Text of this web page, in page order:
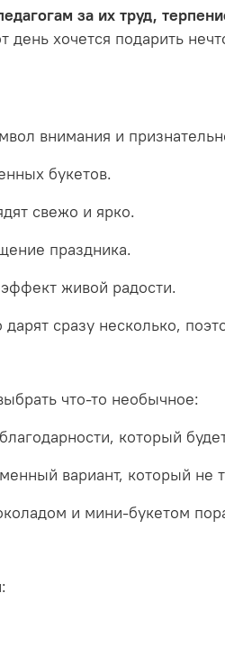
за их труд,
хочется подарить
внимания и
букетов.
свежо и ярко.
праздника.
живой радости.
сразу несколько,
что-то необычное:
который
вариант, который не
и мини-букетом